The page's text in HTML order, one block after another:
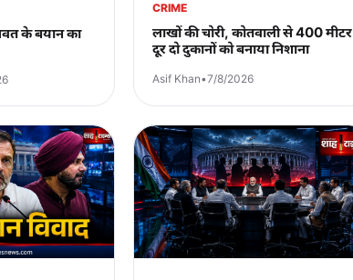
के बयान का
CRIME
लाखों की चोरी, कोतवाली से 400 मीटर
दूर दो दुकानों को बनाया निशाना
Asif Khan•7/8/2026